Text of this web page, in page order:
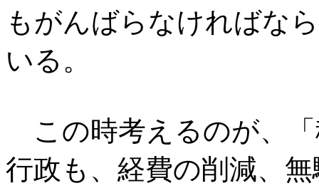
もがんばらなければな
いる。
この時考えるのが、
行政も、経費の削減、